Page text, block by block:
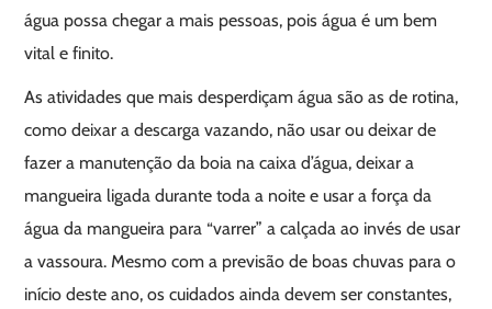
água possa chegar a mais pessoas, pois água é um bem
vital e finito.
As atividades que mais desperdiçam água são as de rotina,
como deixar a descarga vazando, não usar ou deixar de
fazer a manutenção da boia na caixa d’água, deixar a
mangueira ligada durante toda a noite e usar a força da
água da mangueira para “varrer” a calçada ao invés de usar
a vassoura. Mesmo com a previsão de boas chuvas para o
início deste ano, os cuidados ainda devem ser constantes,